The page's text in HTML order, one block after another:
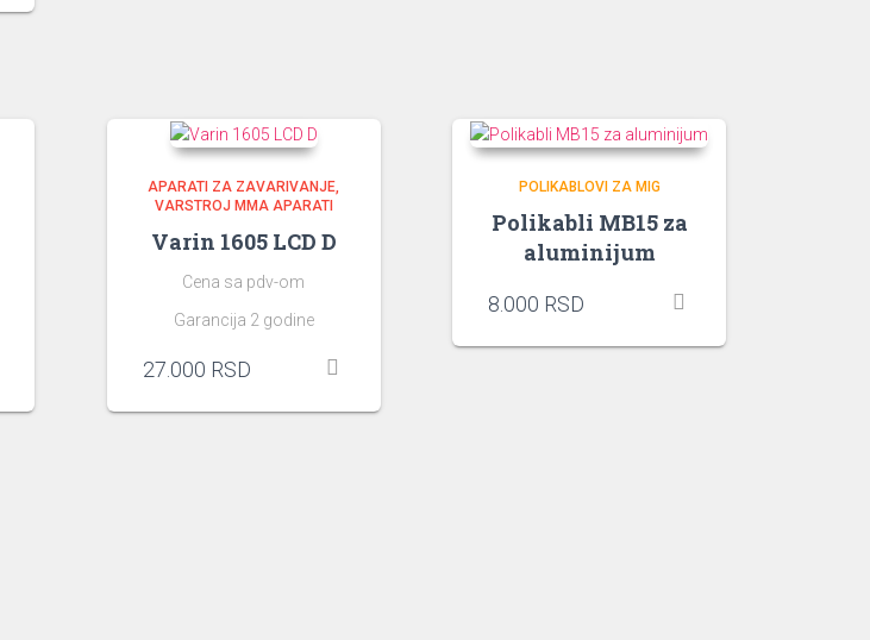
APARATI ZA ZAVARIVANJE
VARSTROJ MMA APARATI
Varin 1605 LCD D
Cena sa pdv-om
Garancija 2 godine
27.000 RSD
POLIKABLOVI ZA MIG
Polikabli MB15 za
aluminijum
8.000 RSD